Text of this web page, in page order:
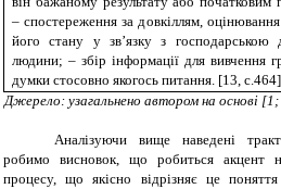
– спостереження за довкіллям,
його стану у зв’язку з господарською
людини; – збір інформації для вивчення
думки стосовно якогось питання. [13,
Джерело: узагальнено автором на основі
Аналізуючи вище наведені
робимо висновок, що робиться акцент
процесу, що якісно відрізняє це